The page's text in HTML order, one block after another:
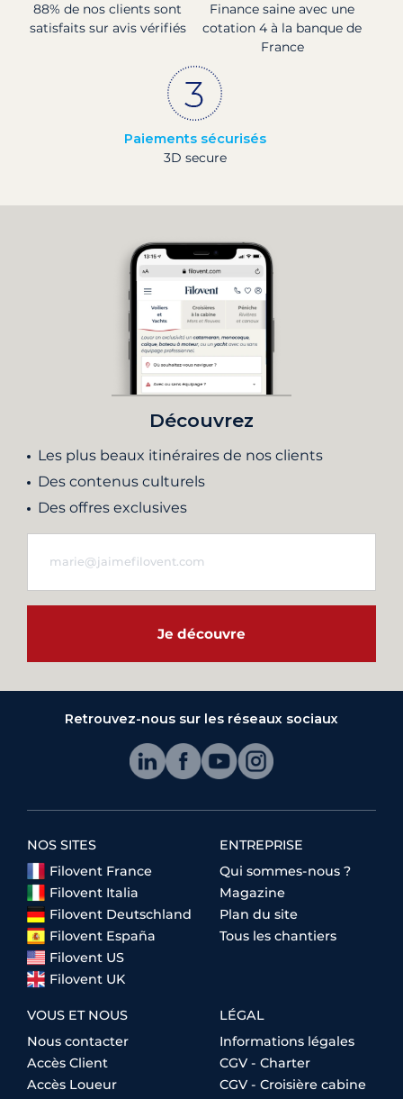
88% de nos clients sont
satisfaits sur avis vérifiés
Finance saine avec une
cotation 4 à la banque de
France
Paiements sécurisés
3D secure
Découvrez
Les plus beaux itinéraires de nos clients
Des contenus culturels
Des offres exclusives
Je découvre
Retrouvez-nous sur les réseaux sociaux
NOS SITES
Filovent France
Filovent Italia
Filovent Deutschland
Filovent España
Filovent US
Filovent UK
ENTREPRISE
Qui sommes-nous ?
Magazine
Plan du site
Tous les chantiers
VOUS ET NOUS
Nous contacter
Accès Client
Accès Loueur
LÉGAL
Informations légales
CGV - Charter
CGV - Croisière cabine